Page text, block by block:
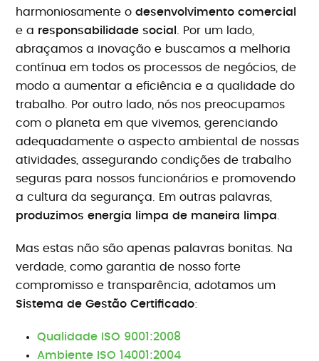
harmoniosamente o desenvolvimento comercial
e a responsabilidade social
. Por um lado,
abraçamos a inovação e buscamos a melhoria
contínua em todos os processos de negócios, de
modo a aumentar a eficiência e a qualidade do
trabalho. Por outro lado, nós nos preocupamos
com o planeta em que vivemos, gerenciando
adequadamente o aspecto ambiental de nossas
atividades, assegurando condições de trabalho
seguras para nossos funcionários e promovendo
a cultura da segurança. Em outras palavras,
produzimos energia limpa de maneira limpa
Mas estas não são apenas palavras bonitas. Na
verdade, como garantia de nosso forte
compromisso e transparência, adotamos um
Sistema de Gestão Certificado:
Qualidade ISO 9001:2008
Ambiente ISO 14001:2004